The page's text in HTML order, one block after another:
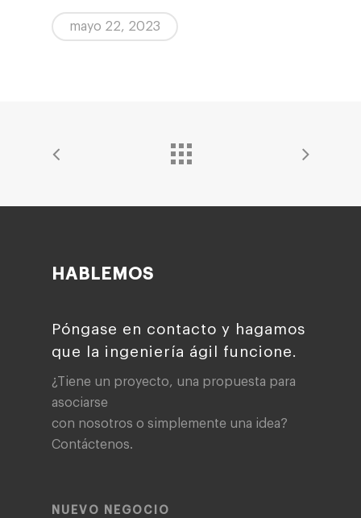
mayo 22, 2023
HABLEMOS
Póngase en contacto y hagamos
que la ingeniería ágil funcione.
¿Tiene un proyecto, una propuesta para
asociarse
con nosotros o simplemente una idea?
Contáctenos.
NUEVO NEGOCIO